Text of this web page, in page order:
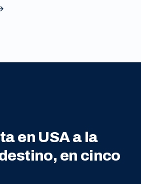
en USA a la
en cinco